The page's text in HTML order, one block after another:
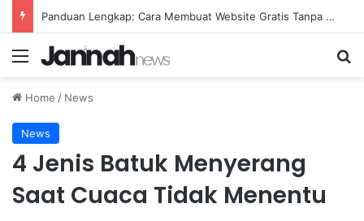
Panduan Lengkap: Cara Membuat Website Gratis Tanpa Coding
Menu
Home / News
News
4 Jenis Batuk Menyerang
Saat Cuaca Tidak Menentu